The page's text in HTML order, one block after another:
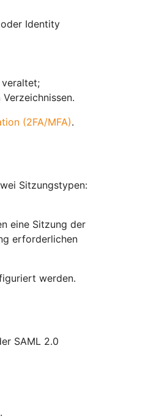
Identity
(2FA/MFA).
Sitzungstypen:
eine Sitzung der
erforderlichen
werden.
SAML 2.0